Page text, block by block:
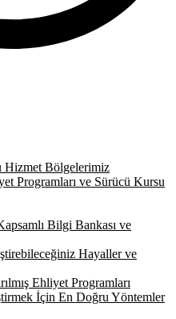
Hizmet Bölgelerimiz
Programları ve Sürücü Kursu
Bilgi Bankası ve
Hayaller ve
Ehliyet Programları
İçin En Doğru Yöntemler